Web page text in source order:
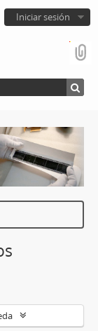
Iniciar sesión